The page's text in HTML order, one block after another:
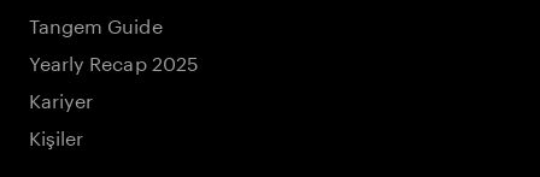
Tangem Guide
Yearly Recap 2025
Kariyer
Kişiler